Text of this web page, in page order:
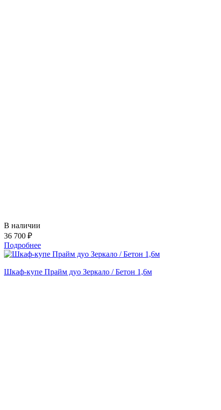
В наличии
36 700 ₽
Подробнее
Шкаф-купе Прайм дуо Зеркало / Бетон 1,6м